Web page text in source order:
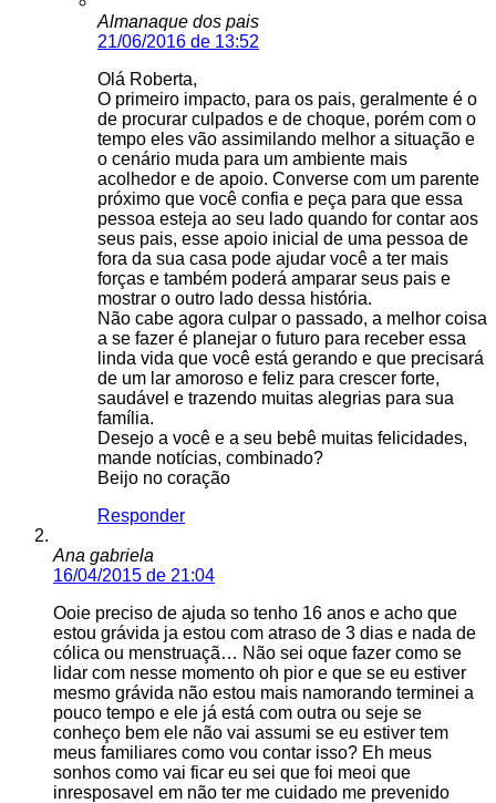
Almanaque dos pais
21/06/2016 de 13:52
Olá Roberta,
O primeiro impacto, para os pais, geralmente é o
de procurar culpados e de choque, porém com o
tempo eles vão assimilando melhor a situação e
o cenário muda para um ambiente mais
acolhedor e de apoio. Converse com um parente
próximo que você confia e peça para que essa
pessoa esteja ao seu lado quando for contar aos
seus pais, esse apoio inicial de uma pessoa de
fora da sua casa pode ajudar você a ter mais
forças e também poderá amparar seus pais e
mostrar o outro lado dessa história.
Não cabe agora culpar o passado, a melhor coisa
a se fazer é planejar o futuro para receber essa
linda vida que você está gerando e que precisará
de um lar amoroso e feliz para crescer forte,
saudável e trazendo muitas alegrias para sua
família.
Desejo a você e a seu bebê muitas felicidades,
mande notícias, combinado?
Beijo no coração
Responder
Ana gabriela
16/04/2015 de 21:04
Ooie preciso de ajuda so tenho 16 anos e acho que
estou grávida ja estou com atraso de 3 dias e nada de
cólica ou menstruaçã… Não sei oque fazer como se
lidar com nesse momento oh pior e que se eu estiver
mesmo grávida não estou mais namorando terminei a
pouco tempo e ele já está com outra ou seje se
conheço bem ele não vai assumi se eu estiver tem
meus familiares como vou contar isso? Eh meus
sonhos como vai ficar eu sei que foi meoi que
inresposavel em não ter me cuidado me prevenido